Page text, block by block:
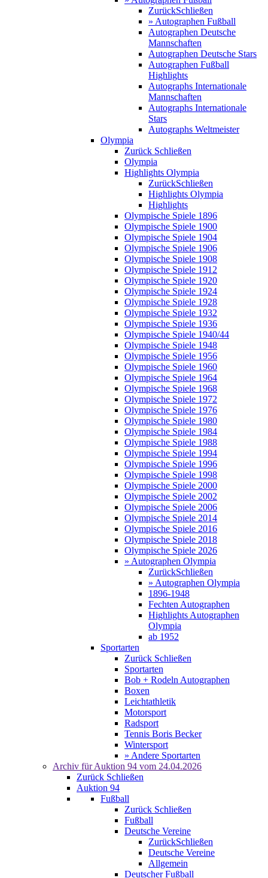
ZurückSchließen
» Autographen Fußball
Autographen Deutsche
Mannschaften
Autographen Deutsche Stars
Autographen Fußball
Highlights
Autographs Internationale
Mannschaften
Autographs Internationale
Stars
Autographs Weltmeister
Olympia
Zurück Schließen
Olympia
Highlights Olympia
ZurückSchließen
Highlights Olympia
Highlights
Olympische Spiele 1896
Olympische Spiele 1900
Olympische Spiele 1904
Olympische Spiele 1906
Olympische Spiele 1908
Olympische Spiele 1912
Olympische Spiele 1920
Olympische Spiele 1924
Olympische Spiele 1928
Olympische Spiele 1932
Olympische Spiele 1936
Olympische Spiele 1940/44
Olympische Spiele 1948
Olympische Spiele 1956
Olympische Spiele 1960
Olympische Spiele 1964
Olympische Spiele 1968
Olympische Spiele 1972
Olympische Spiele 1976
Olympische Spiele 1980
Olympische Spiele 1984
Olympische Spiele 1988
Olympische Spiele 1994
Olympische Spiele 1996
Olympische Spiele 1998
Olympische Spiele 2000
Olympische Spiele 2002
Olympische Spiele 2006
Olympische Spiele 2014
Olympische Spiele 2016
Olympische Spiele 2018
Olympische Spiele 2026
» Autographen Olympia
ZurückSchließen
» Autographen Olympia
1896-1948
Fechten Autographen
Highlights Autographen
Olympia
ab 1952
Sportarten
Zurück Schließen
Sportarten
Bob + Rodeln Autographen
Boxen
Leichtathletik
Motorsport
Radsport
Tennis Boris Becker
Wintersport
» Andere Sportarten
Archiv für Auktion 94 vom 24.04.2026
Zurück Schließen
Auktion 94
Fußball
Zurück Schließen
Fußball
Deutsche Vereine
ZurückSchließen
Deutsche Vereine
Allgemein
Deutscher Fußball